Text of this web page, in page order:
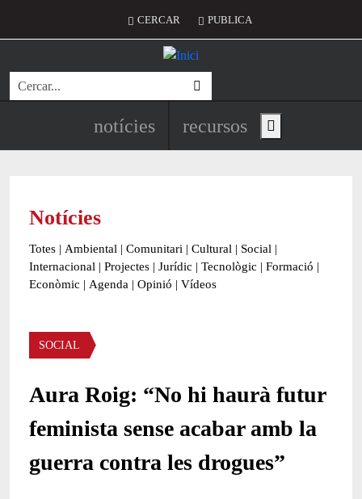
Menú del compte d'usuari
CERCAR PUBLICA
Cerca
Navegació principal de
notícies recursos Show main menu
Notícies
Totes | Ambiental | Comunitari | Cultural | Social |
Internacional | Projectes | Jurídic | Tecnològic | Formació |
Econòmic | Agenda | Opinió | Vídeos
Àmbit de la notícia
SOCIAL
Aura Roig: “No hi haurà futur
feminista sense acabar amb la
guerra contra les drogues”